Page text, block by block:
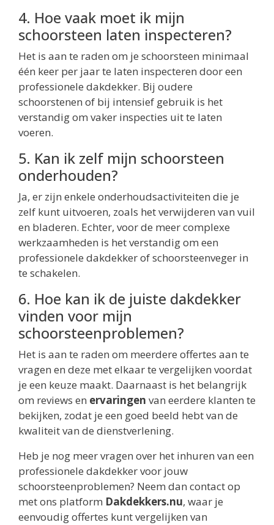
4. Hoe vaak moet ik mijn
schoorsteen laten inspecteren?
Het is aan te raden om je schoorsteen minimaal
één keer per jaar te laten inspecteren door een
professionele dakdekker. Bij oudere
schoorstenen of bij intensief gebruik is het
verstandig om vaker inspecties uit te laten
voeren.
5. Kan ik zelf mijn schoorsteen
onderhouden?
Ja, er zijn enkele onderhoudsactiviteiten die je
zelf kunt uitvoeren, zoals het verwijderen van vuil
en bladeren. Echter, voor de meer complexe
werkzaamheden is het verstandig om een
professionele dakdekker of schoorsteenveger in
te schakelen.
6. Hoe kan ik de juiste dakdekker
vinden voor mijn
schoorsteenproblemen?
Het is aan te raden om meerdere offertes aan te
vragen en deze met elkaar te vergelijken voordat
je een keuze maakt. Daarnaast is het belangrijk
om reviews en ervaringen van eerdere klanten te
bekijken, zodat je een goed beeld hebt van de
kwaliteit van de dienstverlening.
Heb je nog meer vragen over het inhuren van een
professionele dakdekker voor jouw
schoorsteenproblemen? Neem dan contact op
met ons platform Dakdekkers.nu, waar je
eenvoudig offertes kunt vergelijken van